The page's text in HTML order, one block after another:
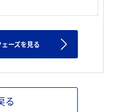
ーズを見る
る